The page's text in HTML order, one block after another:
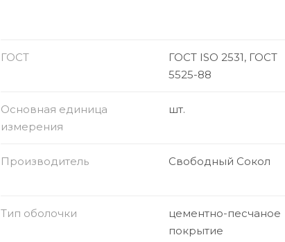
ГОСТ
ГОСТ ISO 2531, ГОСТ
5525-88
Основная единица
измерения
шт.
Производитель Свободный Сокол
Тип оболочки
цементно-песчаное
покрытие